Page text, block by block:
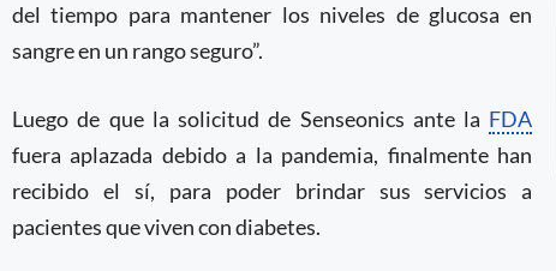
del tiempo para mantener los niveles de glucosa en
sangre en un rango seguro”.
Luego de que la solicitud de Senseonics ante la FDA
fuera aplazada debido a la pandemia, finalmente han
recibido el sí, para poder brindar sus servicios a
pacientes que viven con diabetes.